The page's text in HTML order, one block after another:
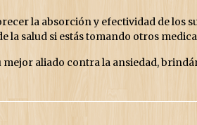
la absorción y efectividad de los
salud si estás tomando otros
mejor aliado contra la ansiedad,